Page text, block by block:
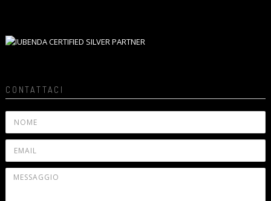
CONTATTACI